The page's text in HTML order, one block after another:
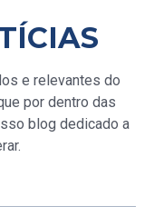
e relevantes do
por dentro das
blog dedicado a